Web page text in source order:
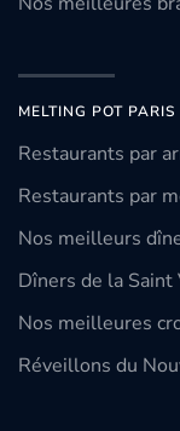
MELTING POT PARIS
Restaurants par
Restaurants par
Nos meilleurs
Dîners de la Saint
Nos meilleures
Réveillons du